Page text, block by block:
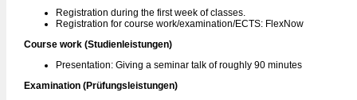
Registration during the first week of classes.
Registration for course work/examination/ECTS: FlexNow
Course work (Studienleistungen)
Presentation: Giving a seminar talk of roughly 90 minutes
Examination (Prüfungsleistungen)